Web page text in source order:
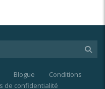
Blogue
Conditions
de confidentialité